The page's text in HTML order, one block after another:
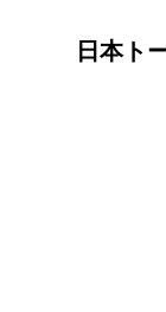
日本ト